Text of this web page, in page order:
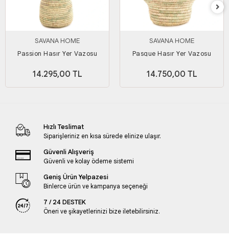
SAVANA HOME
Passion Hasır Yer Vazosu
14.295,00 TL
SAVANA HOME
Pasque Hasır Yer Vazosu
14.750,00 TL
Hızlı Teslimat
Siparişleriniz en kısa sürede elinize ulaşır.
Güvenli Alışveriş
Güvenli ve kolay ödeme sistemi
Geniş Ürün Yelpazesi
Binlerce ürün ve kampanya seçeneği
7 / 24 DESTEK
Öneri ve şikayetlerinizi bize iletebilirsiniz.